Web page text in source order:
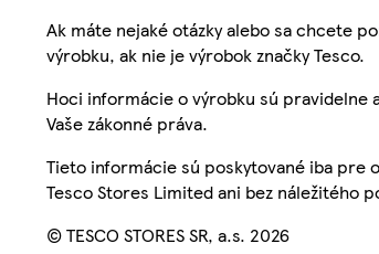
Ak máte nejaké otázky alebo sa chcete
výrobku, ak nie je výrobok značky Tesco.
Hoci informácie o výrobku sú pravidelne
Vaše zákonné práva.
Tieto informácie sú poskytované iba pre
Tesco Stores Limited ani bez náležitého
© TESCO STORES SR, a.s. 2026